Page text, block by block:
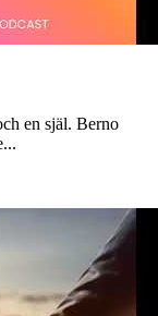
en själ. Berno